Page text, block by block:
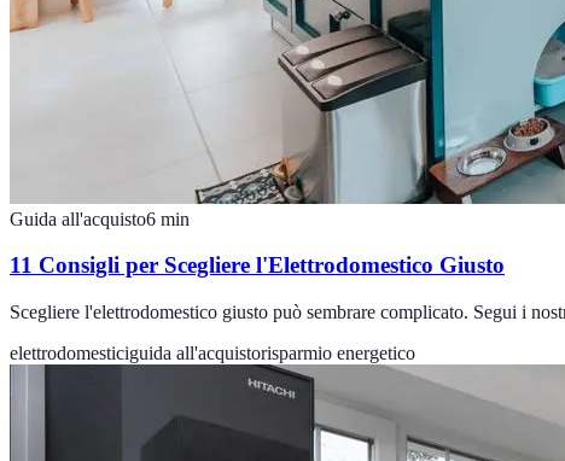
Guida all'acquisto6 min
11 Consigli per Scegliere l'Elettrodomestico Giusto
Scegliere l'elettrodomestico giusto può sembrare complicato. Segui i
elettrodomesticiguida all'acquistorisparmio energetico